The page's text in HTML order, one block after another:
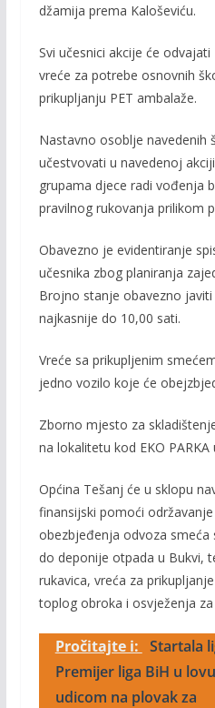
džamija prema Kaloševiću.
Svi učesnici akcije će
vreće za potrebe osnovnih
prikupljanju PET ambalaže.
Nastavno osoblje navedenih
učestvovati u navedenoj
grupama djece radi vođenja
pravilnog rukovanja prilikom
Obavezno je evidentiranje
učesnika zbog planiranja
Brojno stanje obavezno
najkasnije do 10,00 sati.
Vreće sa prikupljenim
jedno vozilo koje će
Zborno mjesto za
na lokalitetu kod EKO PARKA
Općina Tešanj će u sklopu
finansijski pomoći
obezbjeđenja odvoza smeća
do deponije otpada u Bukvi,
rukavica, vreća za
toplog obroka i osvježenja za
Pročitajte i: Startala
Premijer liga BiH u
udicom na plovak za